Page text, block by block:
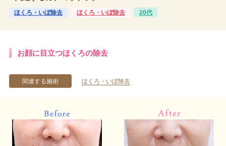
ほくろ・いぼ除去 ほくろ・いぼ除去 20代
お顔に目立つほくろの除去
関連する施術 ほくろ・いぼ除去